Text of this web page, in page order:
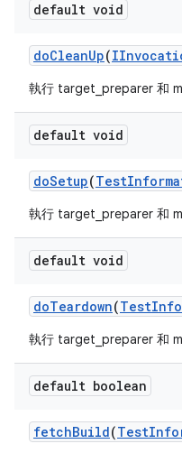
default void
doCleanUp(
執行 target_preparer 和
default void
doSetup(Test
執行 target_preparer 和
default void
doTeardown(Test
執行 target_preparer 和
default boolean
fetchBuild(Test